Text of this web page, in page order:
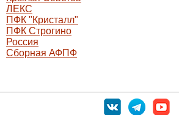
ЛЕКС
ПФК "Кристалл"
ПФК Строгино
Россия
Сборная АФПФ